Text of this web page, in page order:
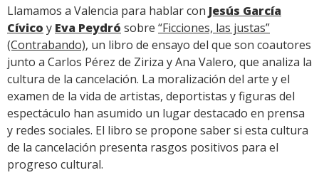
Link
Llamamos a Valencia para hablar con Jesús García
Cívico y Eva Peydró sobre “Ficciones, las justas”
(Contrabando), un libro de ensayo del que son coautores
junto a Carlos Pérez de Ziriza y Ana Valero, que analiza la
cultura de la cancelación. La moralización del arte y el
examen de la vida de artistas, deportistas y figuras del
espectáculo han asumido un lugar destacado en prensa
y redes sociales. El libro se propone saber si esta cultura
de la cancelación presenta rasgos positivos para el
progreso cultural.